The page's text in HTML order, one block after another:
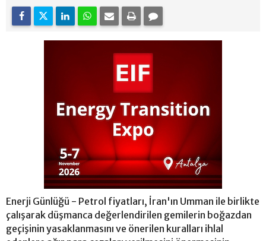
Enerji Günlüğü - Petrol fiyatları, İran'ın Umman ile birlikte
çalışarak düşmanca değerlendirilen gemilerin boğazdan
geçişinin yasaklanmasını ve önerilen kuralları ihlal